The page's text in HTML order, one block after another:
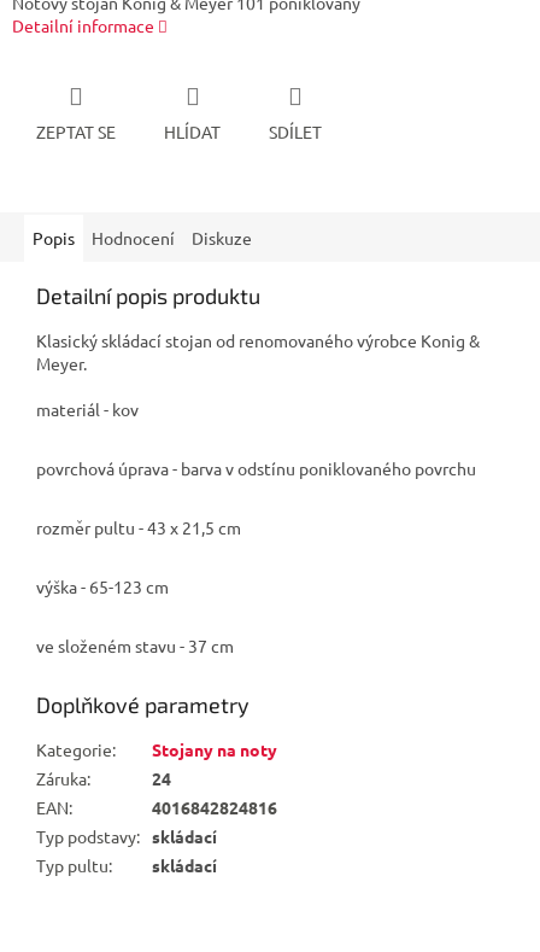
Detailní informace
ZEPTAT SE HLÍDAT SDÍLET
Popis Hodnocení Diskuze
Detailní popis produktu
Klasický skládací stojan od renomovaného výrobce Konig &
Meyer.
materiál - kov
povrchová úprava - barva v odstínu poniklovaného povrchu
rozměr pultu - 43 x 21,5 cm
výška - 65-123 cm
ve složeném stavu - 37 cm
Doplňkové parametry
Kategorie:
Stojany na noty
Záruka:
24
EAN:
4016842824816
Typ podstavy: skládací
Typ pultu: skládací